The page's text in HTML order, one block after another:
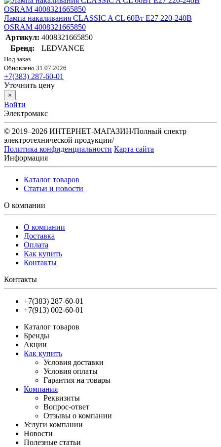
Лампа накаливания CLASSIC A CL 60Вт E27 220-240В
OSRAM 4008321665850
Артикул: 4008321665850
Бренд:
LEDVANCE
Под заказ
Обновлено 31.07.2026
+7(383) 287-60-01
Уточнить цену
×
Войти
Электромакс
© 2019–2026 ИНТЕРНЕТ-МАГАЗИН/Полный спектр
электротехнической продукции/
Политика конфиденциальности Карта сайта
Информация
Каталог товаров
Статьи и новости
О компании
О компании
Доставка
Оплата
Как купить
Контакты
Контакты
+7(383) 287-60-01
+7(913) 002-60-01
Каталог товаров
Бренды
Акции
Как купить
Условия доставки
Условия оплаты
Гарантия на товары
Компания
Реквизиты
Вопрос-ответ
Отзывы о компании
Услуги компании
Новости
Полезные статьи